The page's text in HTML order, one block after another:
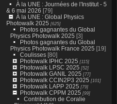
À la UNE : Journées de l'Institut - 5
& 6 mai 2026 [79]
À la UNE : Global Physics
Photowalk 2025 [625]
Photos gagnantes du Global
Physics Photowalk 2025 [3]
Photos gagnantes du Global
Physics Photowalk France 2025 [19]
Coulisses[80]
Photowalk IPHC 2025 [115]
Photowalk LPSC 2025 [52]
Photowalk GANIL 2025 [77]
Photowalk CCIN2P3 2025 [101]
Photowalk LAPP 2025 [79]
Photowalk CPPM 2025 [99]
Contribution de Coralie